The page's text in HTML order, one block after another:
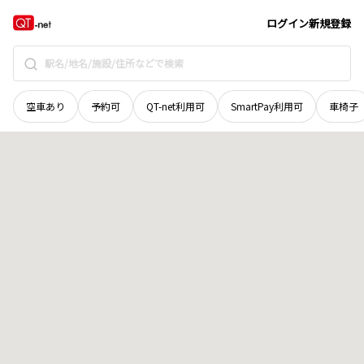
ログイン新規登録
空車あり 予約可 QT-net利用可 SmartPay利用可 車椅子
群馬県